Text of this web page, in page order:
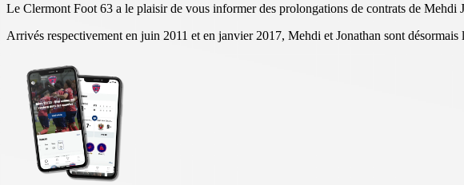
Le Clermont Foot 63 a le plaisir de vous informer des prolongations de contrats de Mehdi
Arrivés respectivement en juin 2011 et en janvier 2017, Mehdi et Jonathan sont